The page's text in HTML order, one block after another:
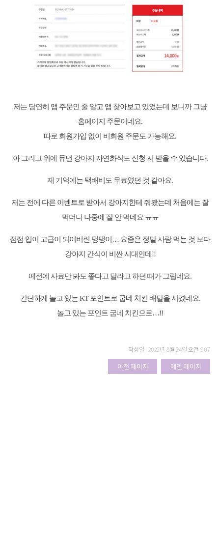
저는 당연히 앱 주문인 줄 알고 앱 찾아보고 있었는데 보니까 그냥
홈페이지 주문이네요.
따로 회원가입 없이 비회원 주문도 가능해요.
아 그리고 위에 듀먼 강아지 자연화식도 신청 시 받을 수 있습니다.
제 기억에는 택배비도 무료였던 것 같아요.
저는 전에 다른 이벤트로 받아서 강아지한테 줘봤는데 처음에는 잘
먹더니 나중에 잘 안 먹네요 ㅠㅠ
점점 입이 고급이 되어버린 댕댕이… 요즘은 정말 사람 먹는 것 보다
강아지 간식이 비싼 시대인데!!
예전에 사료만 봐도 좋다고 달라고 하던 때가 그립네요.
간단하게 놀고 있는 KT 포인트로 굽네 치킨 배달을 시켰네요.
놀고 있는 포인트 굽네 치킨으로…!!
작성일 : 2022년 8월 24일 오전 9:07
이전 페이지 메인 페이지